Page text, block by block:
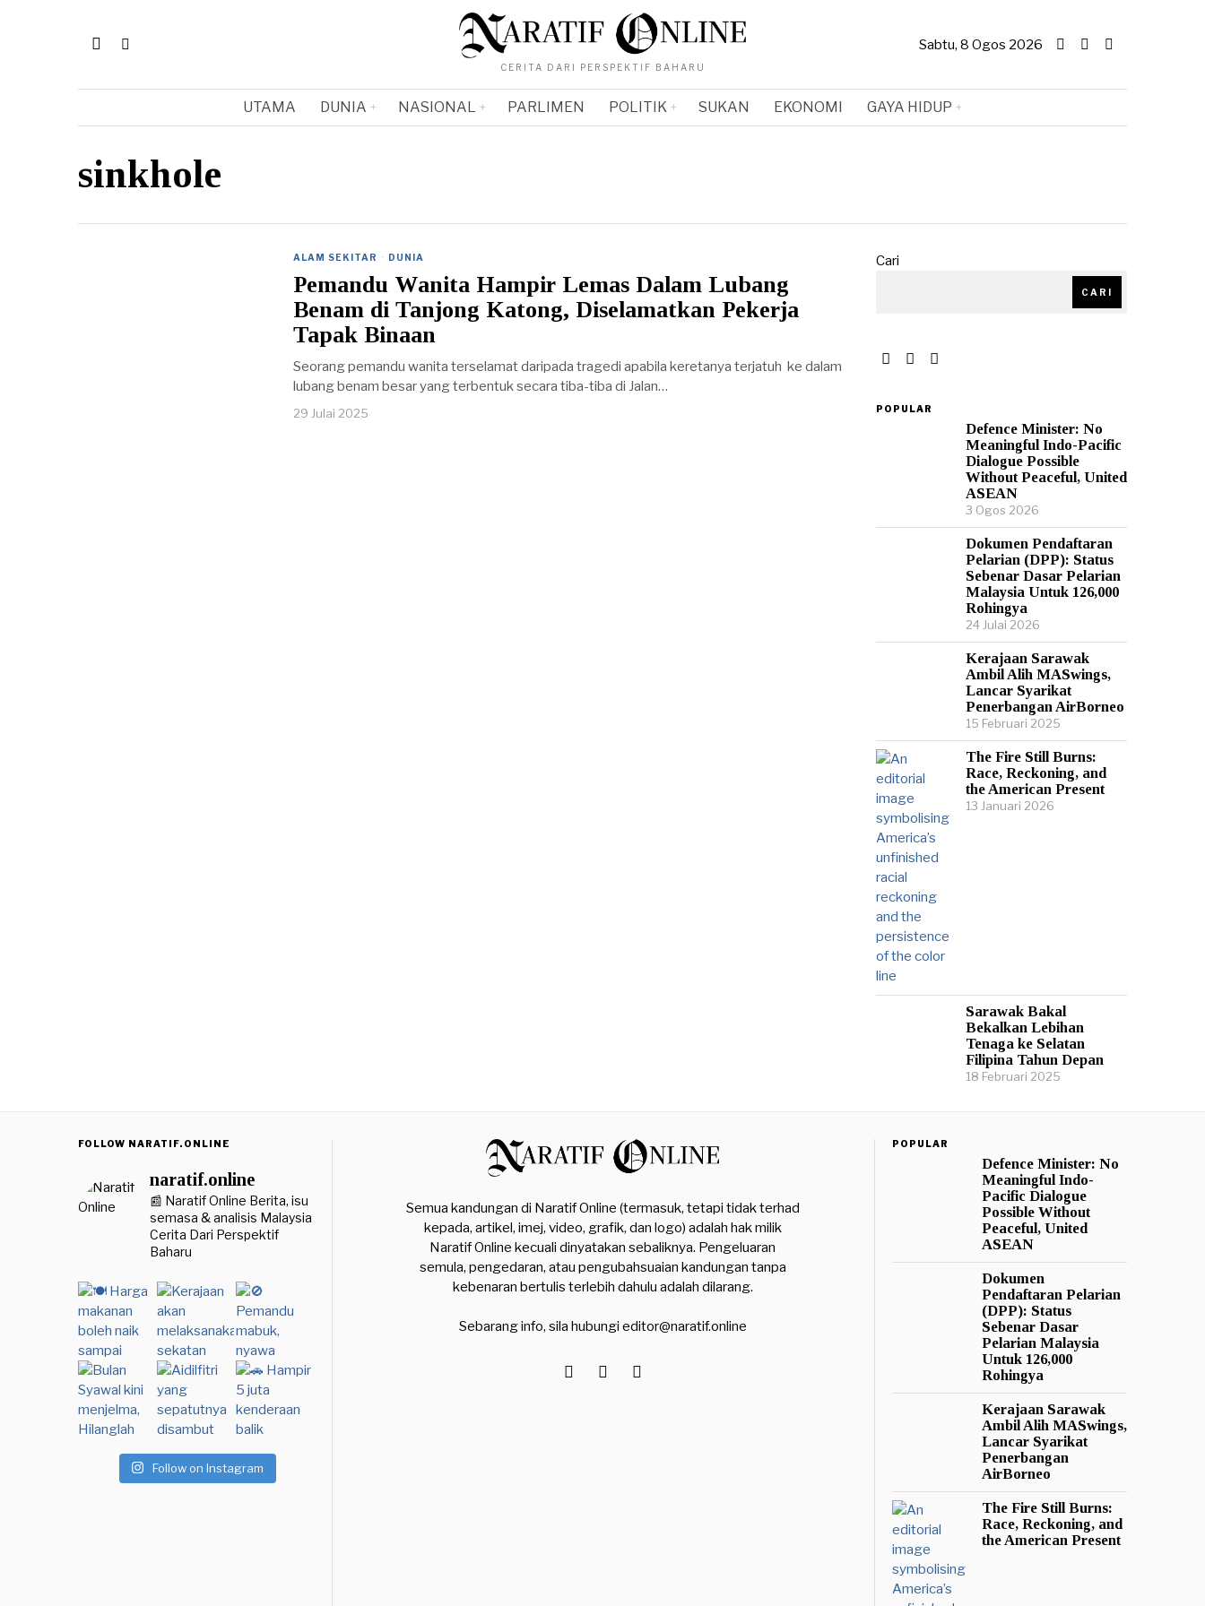
CERITA DARI PERSPEKTIF BAHARU
Sabtu, 8 Ogos 2026
UTAMA DUNIA NASIONAL PARLIMEN POLITIK SUKAN EKONOMI GAYA HIDUP
sinkhole
ALAM SEKITAR · DUNIA
Pemandu Wanita Hampir Lemas Dalam Lubang
Benam di Tanjong Katong, Diselamatkan Pekerja
Tapak Binaan
Seorang pemandu wanita terselamat daripada tragedi apabila keretanya terjatuh ke dalam
lubang benam besar yang terbentuk secara tiba-tiba di Jalan…
29 Julai 2025
Cari
CARI
POPULAR
Defence Minister: No
Meaningful Indo-Pacific
Dialogue Possible
Without Peaceful, United
ASEAN
3 Ogos 2026
Dokumen Pendaftaran
Pelarian (DPP): Status
Sebenar Dasar Pelarian
Malaysia Untuk 126,000
Rohingya
24 Julai 2026
Kerajaan Sarawak
Ambil Alih MASwings,
Lancar Syarikat
Penerbangan AirBorneo
15 Februari 2025
The Fire Still Burns:
Race, Reckoning, and
the American Present
13 Januari 2026
Sarawak Bakal
Bekalkan Lebihan
Tenaga ke Selatan
Filipina Tahun Depan
18 Februari 2025
FOLLOW NARATIF.ONLINE
naratif.online
📰 Naratif Online Berita, isu
semasa & analisis Malaysia
Cerita Dari Perspektif
Baharu
Follow on Instagram
Semua kandungan di Naratif Online (termasuk, tetapi tidak terhad
kepada, artikel, imej, video, grafik, dan logo) adalah hak milik
Naratif Online kecuali dinyatakan sebaliknya. Pengeluaran
semula, pengedaran, atau pengubahsuaian kandungan tanpa
kebenaran bertulis terlebih dahulu adalah dilarang.
Sebarang info, sila hubungi editor@naratif.online
POPULAR
Defence Minister: No
Meaningful Indo-
Pacific Dialogue
Possible Without
Peaceful, United
ASEAN
Dokumen
Pendaftaran Pelarian
(DPP): Status
Sebenar Dasar
Pelarian Malaysia
Untuk 126,000
Rohingya
Kerajaan Sarawak
Ambil Alih MASwings,
Lancar Syarikat
Penerbangan
AirBorneo
The Fire Still Burns:
Race, Reckoning, and
the American Present